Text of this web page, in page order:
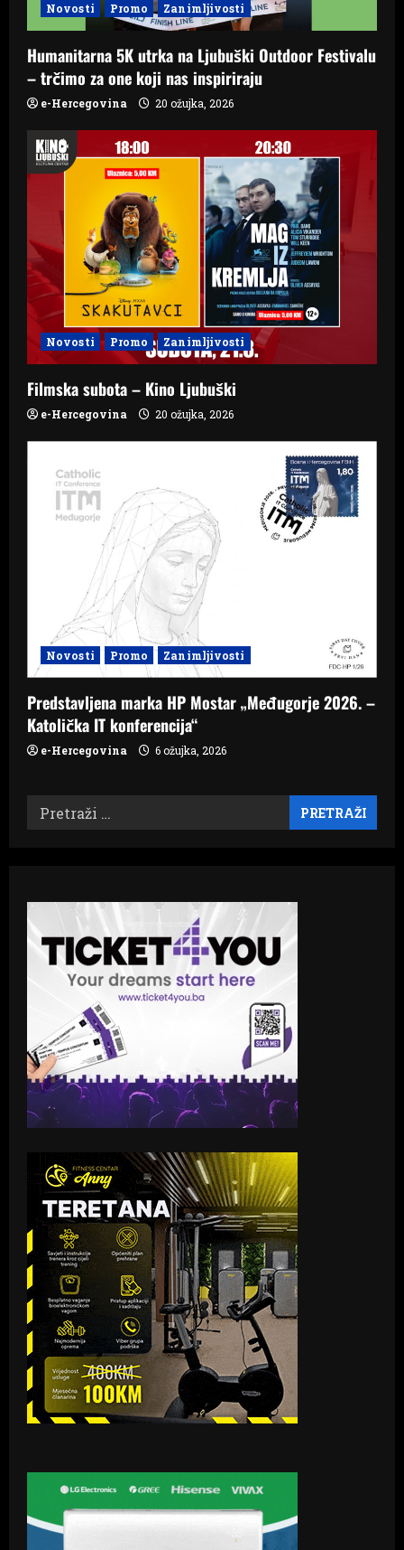
o
n
Novosti Promo Zanimljivosti
Humanitarna 5K utrka na Ljubuški Outdoor Festivalu
– trčimo za one koji nas inspiriraju
e-Hercegovina 20 ožujka, 2026
Novosti Promo Zanimljivosti
Filmska subota – Kino Ljubuški
e-Hercegovina 20 ožujka, 2026
Novosti Promo Zanimljivosti
Predstavljena marka HP Mostar „Međugorje 2026. –
Katolička IT konferencija“
e-Hercegovina 6 ožujka, 2026
Pretraži: